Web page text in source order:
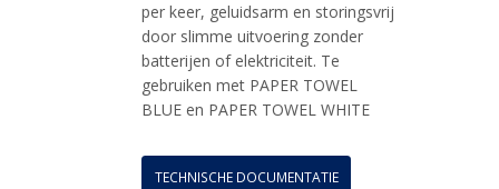
per keer, geluidsarm en storingsvrij
door slimme uitvoering zonder
batterijen of elektriciteit. Te
gebruiken met PAPER TOWEL
BLUE en PAPER TOWEL WHITE
TECHNISCHE DOCUMENTATIE